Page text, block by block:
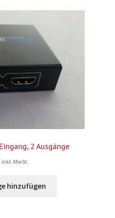
2 Ausgänge
inkl. MwSt.
hinzufügen